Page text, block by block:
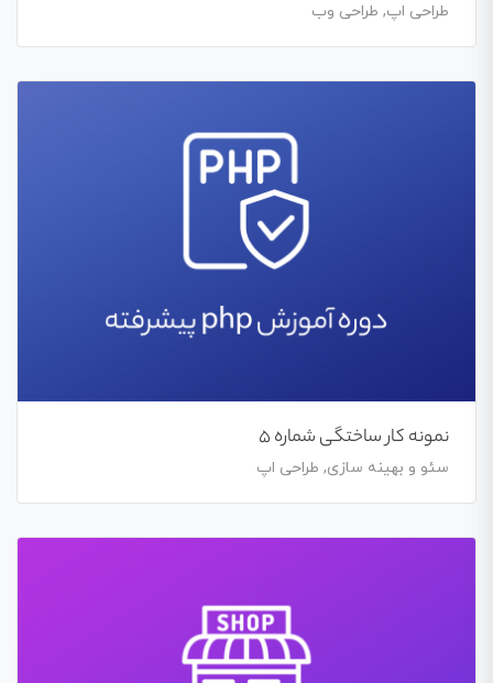
طراحی اپ, طراحی وب
نمونه کار ساختگی شماره 5
سئو و بهینه سازی, طراحی اپ